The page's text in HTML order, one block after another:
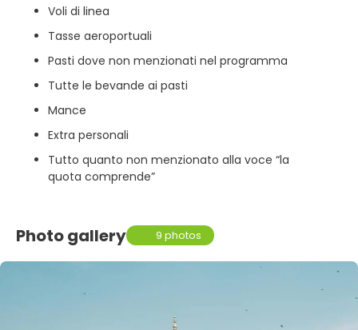
Voli di linea
Tasse aeroportuali
Pasti dove non menzionati nel programma
Tutte le bevande ai pasti
Mance
Extra personali
Tutto quanto non menzionato alla voce “la
quota comprende”
Photo gallery 9 photos